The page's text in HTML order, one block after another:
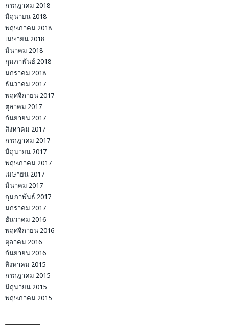
กรกฎาคม 2018
มิถุนายน 2018
พฤษภาคม 2018
เมษายน 2018
มีนาคม 2018
กุมภาพันธ์ 2018
มกราคม 2018
ธันวาคม 2017
พฤศจิกายน 2017
ตุลาคม 2017
กันยายน 2017
สิงหาคม 2017
กรกฎาคม 2017
มิถุนายน 2017
พฤษภาคม 2017
เมษายน 2017
มีนาคม 2017
กุมภาพันธ์ 2017
มกราคม 2017
ธันวาคม 2016
พฤศจิกายน 2016
ตุลาคม 2016
กันยายน 2016
สิงหาคม 2015
กรกฎาคม 2015
มิถุนายน 2015
พฤษภาคม 2015